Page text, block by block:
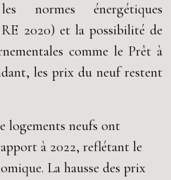
normes énergétiques
2020) et la possibilité de
comme le Prêt à
les prix du neuf restent
logements neufs ont
à 2022, reflétant le
La hausse des prix